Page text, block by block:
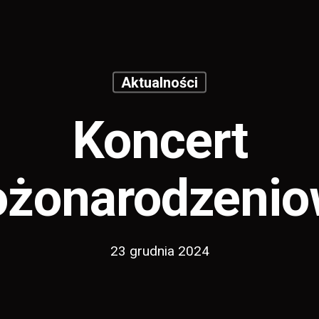
Aktualności
Koncert
23 grudnia 2024